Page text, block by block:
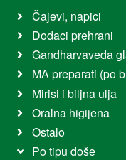
Čajevi, napici
Dodaci prehrani
Gandharvaveda
MA preparati (po
Mirisi i biljna ulja
Oralna higijena
Ostalo
Po tipu doše